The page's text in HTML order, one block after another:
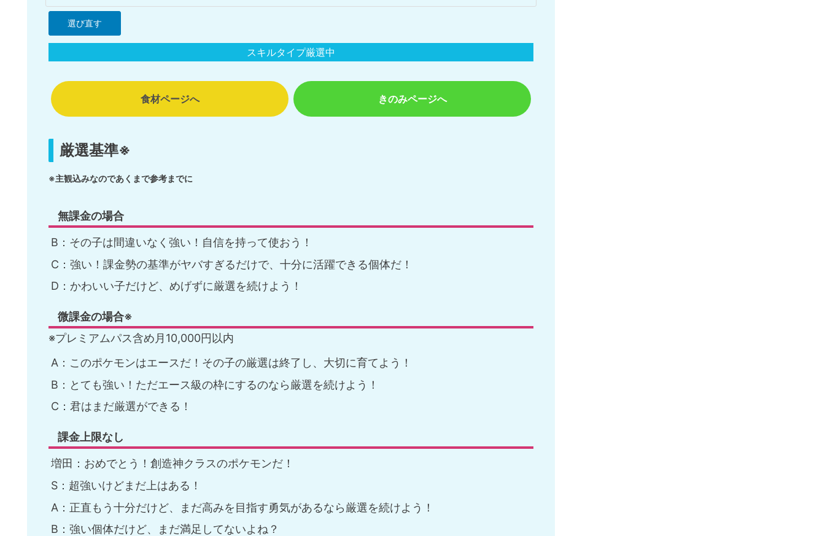
選び直す
スキルタイプ厳選中
食材ページへ きのみページへ
厳選基準※
※主観込みなのであくまで参考までに
無課金の場合
B：その子は間違いなく強い！自信を持って使おう！
C：強い！課金勢の基準がヤバすぎるだけで、十分に活躍できる個体だ！
D：かわいい子だけど、めげずに厳選を続けよう！
微課金の場合※
※プレミアムパス含め月10,000円以内
A：このポケモンはエースだ！その子の厳選は終了し、大切に育てよう！
B：とても強い！ただエース級の枠にするのなら厳選を続けよう！
C：君はまだ厳選ができる！
課金上限なし
増田：おめでとう！創造神クラスのポケモンだ！
S：超強いけどまだ上はある！
A：正直もう十分だけど、まだ高みを目指す勇気があるなら厳選を続けよう！
B：強い個体だけど、まだ満足してないよね？